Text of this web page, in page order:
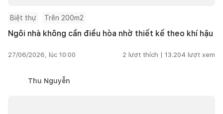
Biệt thự Trên 200m2
Ngôi nhà không cần điều hòa nhờ thiết kế theo khí hậu
27/06/2026, lúc 10:00 2 lượt thích | 13.204 lượt xem
Thu Nguyễn